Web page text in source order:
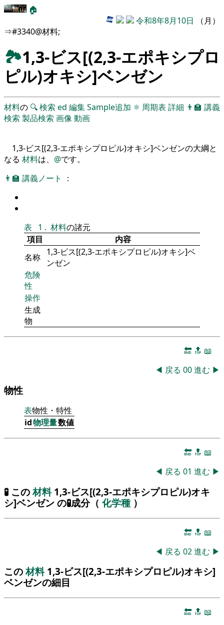
🏠
令和8年8月10日 （月）
⇒#3340@材料;
🏞1,3-ビス[(2,3-エポキシプロ
ピル)オキシ]ベンゼン
材料の 🔍検索 ed 編集Sample追加 ⚛ 周期表 詳細 👨‍🏫 講義
検索 製品検索 画像動画
1,3-ビス[(2,3-エポキシプロピル)オキシ]ベンゼンの大綱と
なる 材料は、 @です。
👨‍🏫 講義ノート ：
表 1 . 材料の諸元
項目
内容
名称 1,3-ビス[(2,3-エポキシプロピル)オキシ]ベ
ンゼン
危険
性
操作
生成
物
🔚 🔝 📖
◀ 戻る 00進む ▶
物性
表物性・特性
id物理量数値
🔚 🔝 📖
◀ 戻る 01 進む ▶
🧪 この材料 1,3-ビス[(2,3-エポキシプロピル)オキ
シ]ベンゼン の🧪成分（ 化学種 ）
🔚 🔝 📖
◀ 戻る 02進む ▶
この材料 1,3-ビス[(2,3-エポキシプロピル)オキシ]
ベンゼンの細目
🔚 🔝 📖